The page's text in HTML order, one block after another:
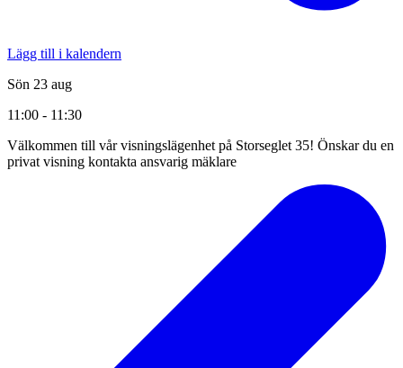
Lägg till i kalendern
Sön 23 aug
11:00 - 11:30
Välkommen till vår visningslägenhet på Storseglet 35! Önskar du en
privat visning kontakta ansvarig mäklare